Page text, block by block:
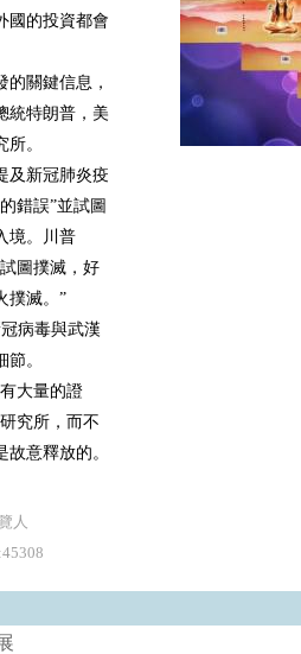
國的投資都會
關鍵信息，
統特朗普，美
。
及新冠肺炎疫
錯誤”並試圖
境。川普
圖撲滅，好
撲滅。”
病毒與武漢
。
大量的證
究所，而不
意釋放的。
人